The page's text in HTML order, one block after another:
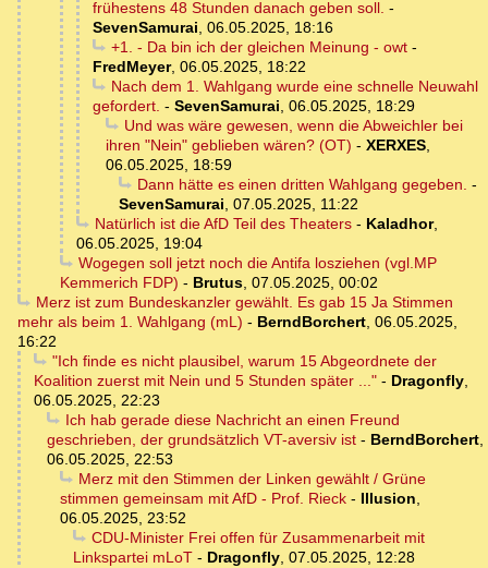
frühestens 48 Stunden danach geben soll. -
SevenSamurai, 06.05.2025, 18:16
+1. - Da bin ich der gleichen Meinung - owt-
FredMeyer, 06.05.2025, 18:22
Nach dem 1. Wahlgang wurde eine schnelle Neuwahl
gefordert. - SevenSamurai, 06.05.2025, 18:29
Und was wäre gewesen, wenn die Abweichler bei
ihren "Nein" geblieben wären? (OT) - XERXES,
06.05.2025, 18:59
Dann hätte es einen dritten Wahlgang gegeben. -
SevenSamurai, 07.05.2025, 11:22
Natürlich ist die AfD Teil des Theaters- Kaladhor,
06.05.2025, 19:04
Wogegen soll jetzt noch die Antifa losziehen (vgl.MP
Kemmerich FDP) - Brutus, 07.05.2025, 00:02
Merz ist zum Bundeskanzler gewählt. Es gab 15 Ja Stimmen
mehr als beim 1. Wahlgang (mL) - BerndBorchert, 06.05.2025,
16:22
"Ich finde es nicht plausibel, warum 15 Abgeordnete der
Koalition zuerst mit Nein und 5 Stunden später ..." - Dragonfly,
06.05.2025, 22:23
Ich hab gerade diese Nachricht an einen Freund
geschrieben, der grundsätzlich VT-aversiv ist - BerndBorchert,
06.05.2025, 22:53
Merz mit den Stimmen der Linken gewählt / Grüne
stimmen gemeinsam mit AfD - Prof. Rieck - Illusion,
06.05.2025, 23:52
CDU-Minister Frei offen für Zusammenarbeit mit
Linkspartei mLoT - Dragonfly, 07.05.2025, 12:28